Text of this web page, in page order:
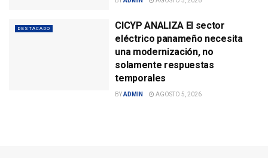
DESTACADO
CICYP ANALIZA El sector
eléctrico panameño necesita
una modernización, no
solamente respuestas
temporales
BYADMIN AGOSTO 5, 2026